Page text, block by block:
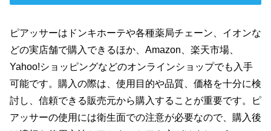
ピアッサーはドンキホーテや各種薬局チェーン、イオンな
どの実店舗で購入できるほか、Amazon、楽天市場、
Yahoo!ショッピングなどのオンラインショップでも入手
可能です。購入の際は、使用目的や品質、価格を十分に検
討し、信頼できる販売元から購入することが重要です。ピ
アッサーの使用には衛生面での注意が必要なので、購入後